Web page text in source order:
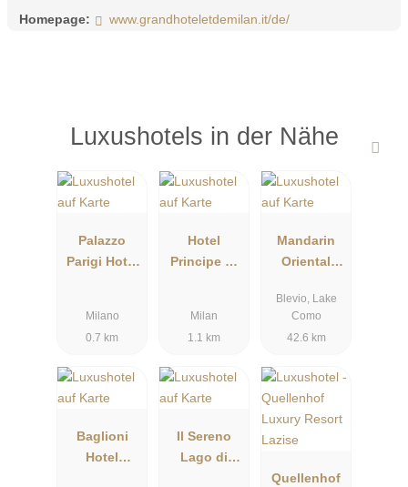
Homepage: www.grandhoteletdemilan.it/de/
Luxushotels in der Nähe
Palazzo
Parigi Hotel
Milano
0.7 km
Hotel
Principe Di
Milan
1.1 km
Mandarin
Oriental
Como
Blevio, Lake
Como
42.6 km
Baglioni
Hotel
Il Sereno
Lago di
Quellenhof